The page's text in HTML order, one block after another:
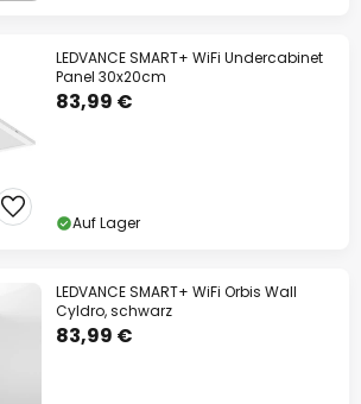
LEDVANCE SMART+ WiFi Undercabinet
Panel 30x20cm
83,99 €
Auf Lager
LEDVANCE SMART+ WiFi Orbis Wall
Cyldro, schwarz
83,99 €